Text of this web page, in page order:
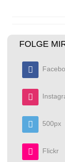
FOLGE
500px
Flickr